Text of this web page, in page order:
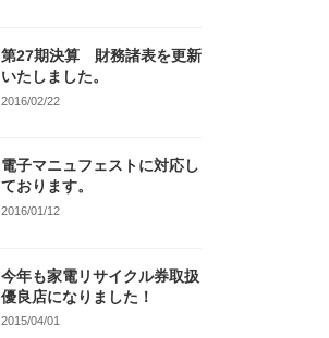
第27期決算 財務諸表を更新
いたしました。
2016/02/22
電子マニュフェストに対応し
ております。
2016/01/12
今年も家電リサイクル券取扱
優良店になりました！
2015/04/01